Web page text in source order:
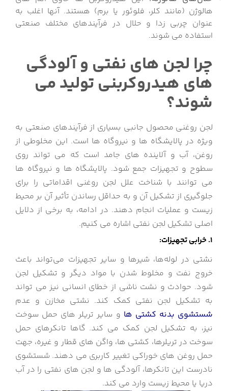
هالوژن (مانند کلر، فلوئور یا برم) هستند. آنها اغلب به
عنوان چربی زدا و حلال در فرآیندهای مختلف صنعتی
استفاده می شوند.
چرا لجن های نفتی و آلودگی
های هیدروکربنی تولید می
شوند؟
لجن روغنی محصول جانبی بسیاری از فرآیندهای صنعتی به
ویژه در پالایشگاه ها و نیروگاه ها است. این مخلوطی از
روغن، آب و آلاینده های جامد است که می تواند روی
سطوح و تجهیزات جمع شود. پالایشگاه ها و نیروگاه ها
می توانند با شناخت علل لجن روغنی اقداماتی را برای
جلوگیری از تشکیل آن و به حداقل رساندن تأثیر آن بر محیط
زیست و عملیات انجام دهند. در ادامه، به برخی از دلایل
اصلی تشکیل لجن نفتی اشاره می کنیم.
1. خرابی تجهیزات:
نشتی در لوله‌ها، شیرها و سایر تجهیزات می‌تواند باعث
خروج نفت و مخلوط شدن با مواد دیگر و تشکیل لجن
شود. حوادث و نشت ناشی از خطای انسانی نیز می تواند
به تشکیل لجن نفتی کمک کند. نشتی مخازن و عدم
شستشوی بدنه کشتی ها و سایر تریلر های حمل سوخت
نیز، به تشکیل لجن کمک می کند. گاها تانکرهای حمل
سوخت در تریلرها، کشتی ها، واگن های قطار و غیره، جهت
حمل روغن های خوراکی تغییر کاربری می دهند. شستشوی
نادرست این تانکرها، آلودگی ها و لجن های نفتی را در آب
دریا یا محیط زیست وارد می کند.